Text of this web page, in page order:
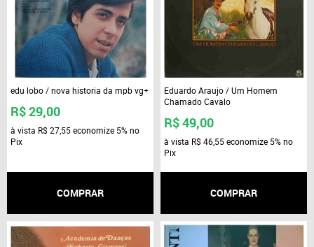
edu lobo / nova historia da mpb vg+
R$ 29,00
à vista R$ 27,55economize 5%no
Pix
COMPRAR
Eduardo Araujo / Um Homem
Chamado Cavalo
R$ 49,00
à vista R$ 46,55economize 5%no
Pix
COMPRAR